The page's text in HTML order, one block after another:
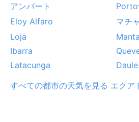
アンバート
Eloy Alfaro
マチ
Loja
Manta
Ibarra
Latacunga
Daule
すべての都市の天気を見る エクア